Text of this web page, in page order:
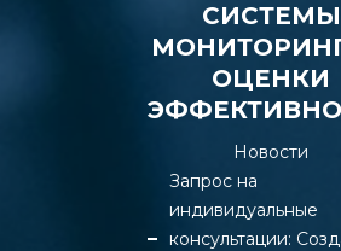
СИСТЕМЫ
ОЦЕНКИ
Новости
Запрос на
индивидуальные
консультации: